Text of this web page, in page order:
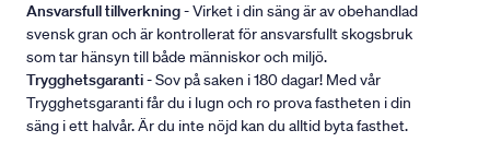
Ansvarsfull tillverkning- Virket i din säng är av obehandlad
svensk gran och är kontrollerat för ansvarsfullt skogsbruk
som tar hänsyn till både människor och miljö.
Trygghetsgaranti- Sov på saken i 180 dagar! Med vår
Trygghetsgaranti får du i lugn och ro prova fastheten i din
säng i ett halvår. Är du inte nöjd kan du alltid byta fasthet.